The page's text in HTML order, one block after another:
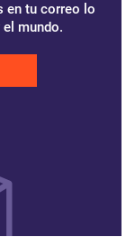
en tu correo lo
mundo.